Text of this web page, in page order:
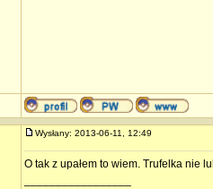
Wysłany: 2013-06-11, 12:49
O tak z upałem to wiem. Trufelka nie